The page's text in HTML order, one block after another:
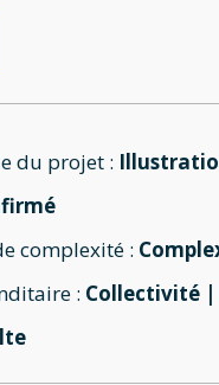
du projet :
complexité :
: Collectivité